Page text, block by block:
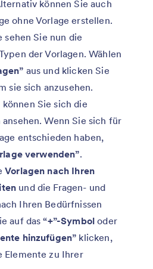
können Sie auch
ohne Vorlage erstellen.
sehen Sie nun die
der Vorlagen. Wählen
aus und klicken Sie
sie sich anzusehen.
Sie sich die
Wenn Sie sich für
entschieden haben,
verwenden”.
Vorlagen nach Ihren
und die Fragen- und
Ihren Bedürfnissen
auf das“+”-Symbol oder
hinzufügen” klicken,
Elemente zu Ihrer